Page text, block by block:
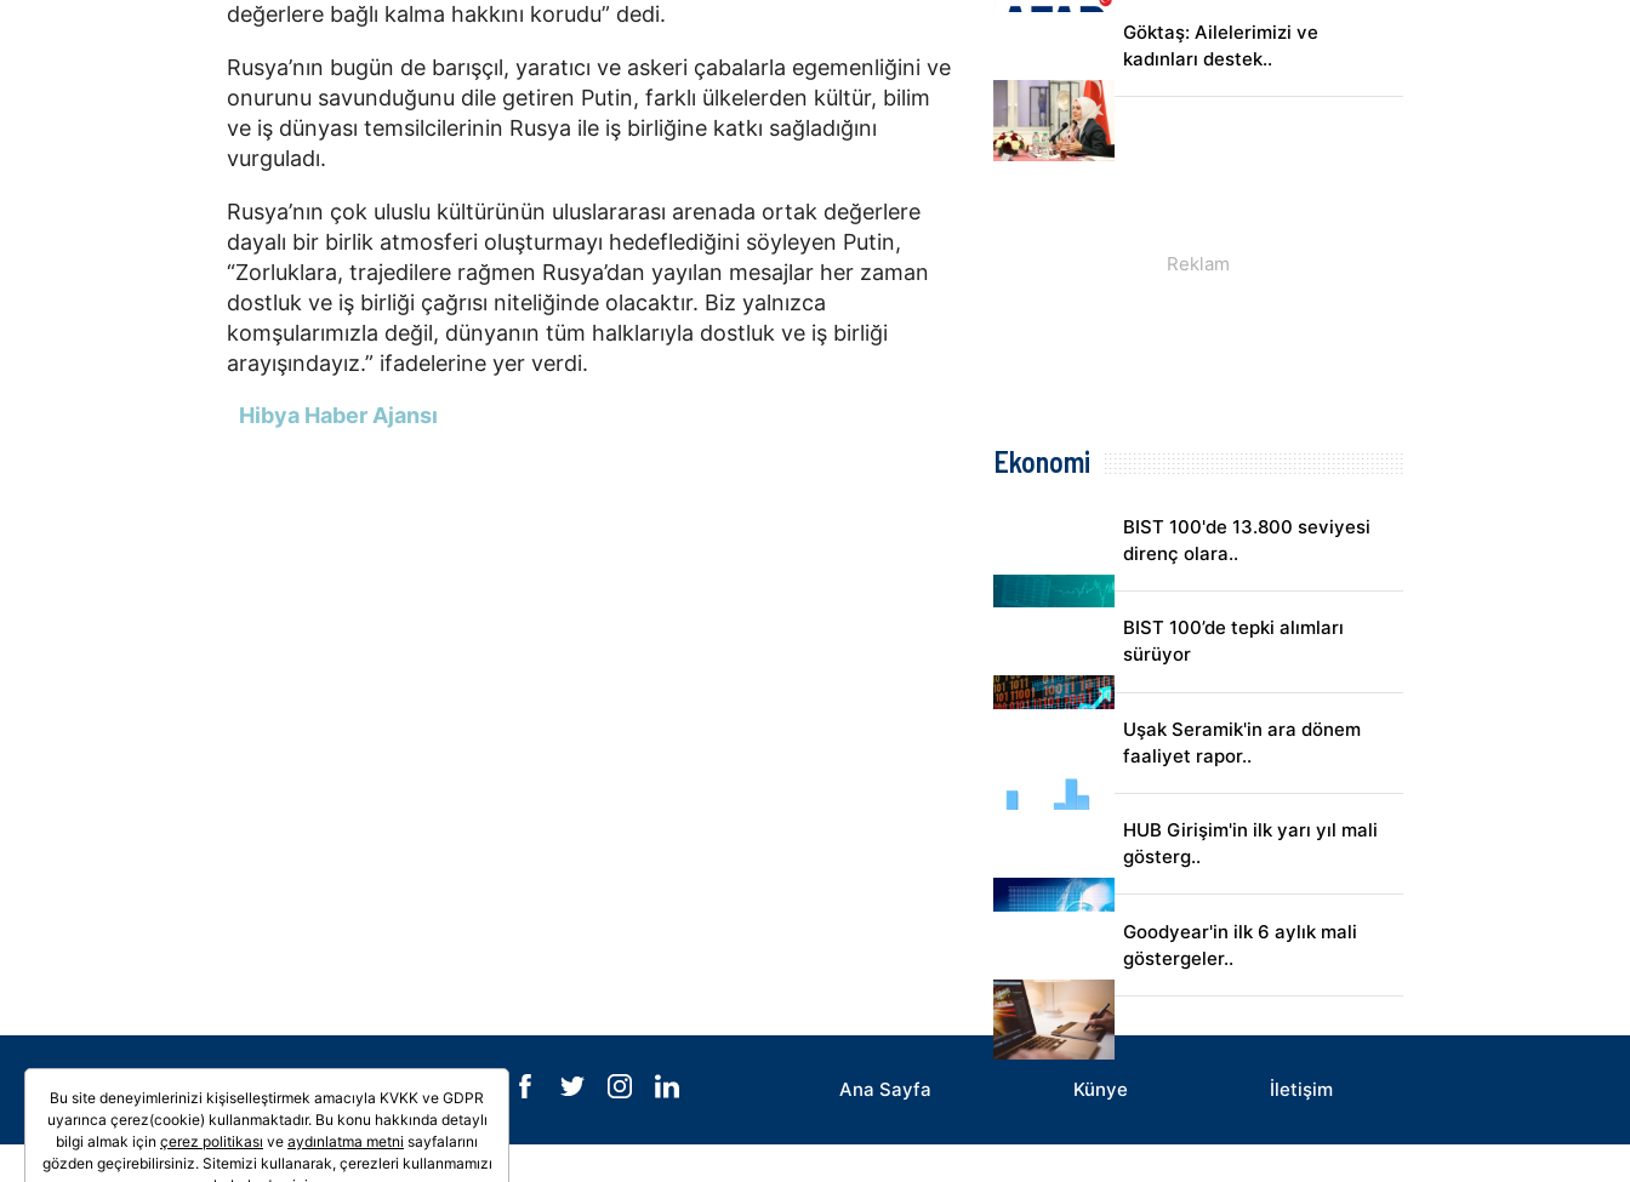
değerlere bağlı kalma hakkını korudu” dedi.
Rusya’nın bugün de barışçıl, yaratıcı ve askeri çabalarla egemenliğini ve
onurunu savunduğunu dile getiren Putin, farklı ülkelerden kültür, bilim
ve iş dünyası temsilcilerinin Rusya ile iş birliğine katkı sağladığını
vurguladı.
Rusya’nın çok uluslu kültürünün uluslararası arenada ortak değerlere
dayalı bir birlik atmosferi oluşturmayı hedeflediğini söyleyen Putin,
“Zorluklara, trajedilere rağmen Rusya’dan yayılan mesajlar her zaman
dostluk ve iş birliği çağrısı niteliğinde olacaktır. Biz yalnızca
komşularımızla değil, dünyanın tüm halklarıyla dostluk ve iş birliği
arayışındayız.” ifadelerine yer verdi.
Hibya Haber Ajansı
Göktaş: Ailelerimizi ve
kadınları destek..
Ekonomi
BIST 100'de 13.800 seviyesi
direnç olara..
BIST 100’de tepki alımları
sürüyor
Uşak Seramik'in ara dönem
faaliyet rapor..
HUB Girişim'in ilk yarı yıl mali
gösterg..
Goodyear'in ilk 6 aylık mali
göstergeler..
Galeri Video Ana Sayfa Künye İletişim
Bu site deneyimlerinizi kişiselleştirmek amacıyla KVKK ve GDPR
uyarınca çerez(cookie) kullanmaktadır. Bu konu hakkında detaylı
bilgi almak için çerez politikası ve aydınlatma metni sayfalarını
gözden geçirebilirsiniz. Sitemizi kullanarak, çerezleri kullanmamızı